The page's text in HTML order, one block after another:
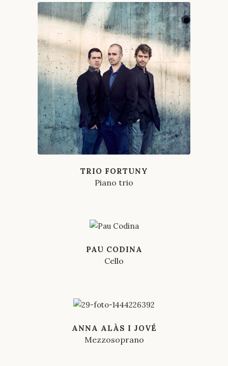
TRIO FORTUNY
Piano trio
PAU CODINA
Cello
ANNA ALÀS I JOVÉ
Mezzosoprano